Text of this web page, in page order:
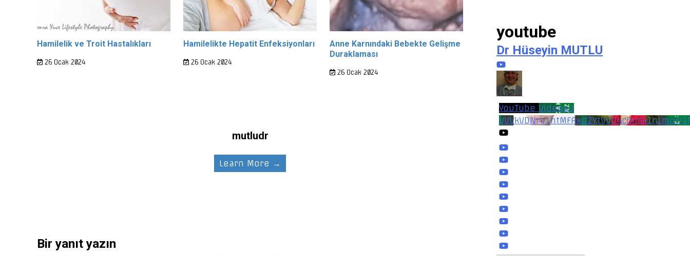
Hamilelik ve Troit Hastalıkları
26 Ocak 2024
Hamilelikte Hepatit Enfeksiyonları
26 Ocak 2024
Anne Karnındaki Bebekte Gelişme
Duraklaması
26 Ocak 2024
mutludr
Learn More →
Bir yanıt yazın
youtube
Dr Hüseyin MUTLU
YouTube Videosu